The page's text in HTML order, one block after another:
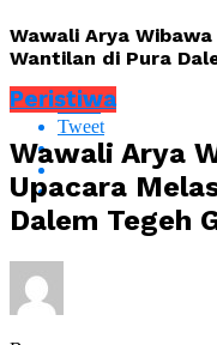
Wawali Arya
Wantilan di Pura
Share
Tweet
Peristiwa
Wawali Arya
Upacara
Dalem Tegeh